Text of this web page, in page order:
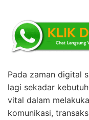
Pada zaman digital
lagi sekadar
vital dalam
komunikasi,